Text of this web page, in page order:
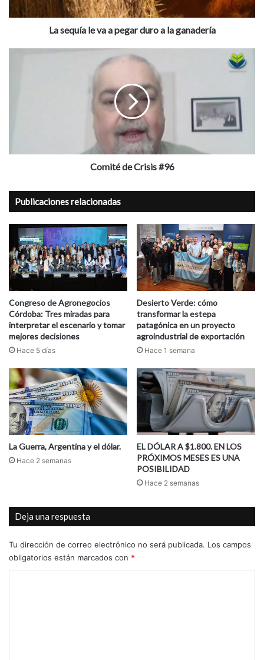
la
La sequía le va a pegar duro a la ganadería
Comité de Crisis #96
Publicaciones relacionadas
Congreso de Agronegocios
Córdoba: Tres miradas para
interpretar el escenario y tomar
mejores decisiones
Hace 5 días
Desierto Verde: cómo
transformar la estepa
patagónica en un proyecto
agroindustrial de exportación
Hace 1 semana
La Guerra, Argentina y el dólar.
Hace 2 semanas
EL DÓLAR A $1.800. EN LOS
PRÓXIMOS MESES ES UNA
POSIBILIDAD
Hace 2 semanas
Deja una respuesta
Tu dirección de correo electrónico no será publicada. Los campos
obligatorios están marcados con *